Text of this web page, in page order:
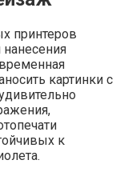
принтеров
картинки с
к